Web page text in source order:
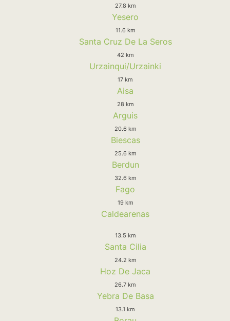
27.8 km
Yesero
11.6 km
Santa Cruz De La Seros
42 km
Urzainqui/Urzainki
17 km
Aisa
28 km
Arguis
20.6 km
Biescas
25.6 km
Berdun
32.6 km
Fago
19 km
Caldearenas
13.5 km
Santa Cilia
24.2 km
Hoz De Jaca
26.7 km
Yebra De Basa
13.1 km